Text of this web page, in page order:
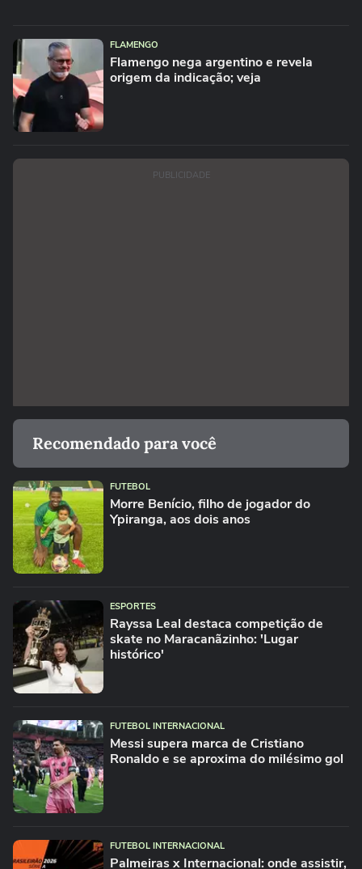
FLAMENGO
Flamengo nega argentino e revela
origem da indicação; veja
PUBLICIDADE
Recomendado para você
FUTEBOL
Morre Benício, filho de jogador do
Ypiranga, aos dois anos
ESPORTES
Rayssa Leal destaca competição de
skate no Maracanãzinho: 'Lugar
histórico'
FUTEBOL INTERNACIONAL
Messi supera marca de Cristiano
Ronaldo e se aproxima do milésimo gol
FUTEBOL INTERNACIONAL
Palmeiras x Internacional: onde assistir,